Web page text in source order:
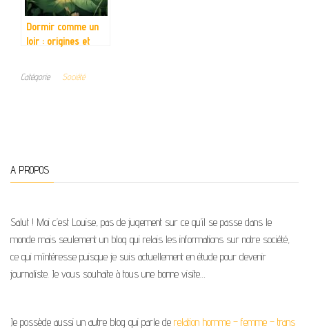
Dormir comme un
loir : origines et
expression
française
Catégorie Société
A PROPOS
Salut ! Moi c’est Louise, pas de jugement sur ce qu’il se passe dans le
monde mais seulement un blog qui relais les informations sur notre société,
ce qui m’intéresse puisque je suis actuellement en étude pour devenir
journaliste. Je vous souhaite à tous une bonne visite…
Je possède aussi un autre blog qui parle de relation homme – femme – trans